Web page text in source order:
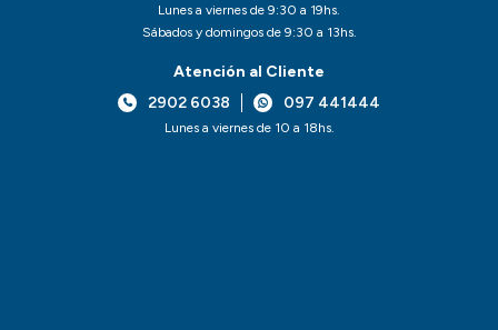
Lunes a viernes de 9:30 a 19hs.
Sábados y domingos de 9:30 a 13hs.
Atención al Cliente
2902 6038
097 441444
Lunes a viernes de 10 a 18hs.